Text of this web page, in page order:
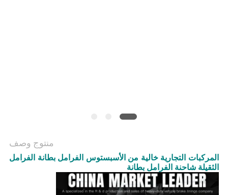
منتوج وصف
المركبات التجارية خالية من الأسبستوس الفرامل بطانة الفرامل
الثقيلة شاحنة الفرامل بطانة